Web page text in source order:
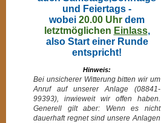
und Feiertags -
wobei 20.00 Uhr dem
letztmöglichen Einlass,
also Start einer Runde
entspricht!
Hinweis:
Bei unsicherer Witterung bitten wir um
Anruf auf unserer Anlage (08841-
99393), inwieweit wir offen haben.
Generell gilt aber: Wenn es nicht
dauerhaft regnet sind unsere Anlagen